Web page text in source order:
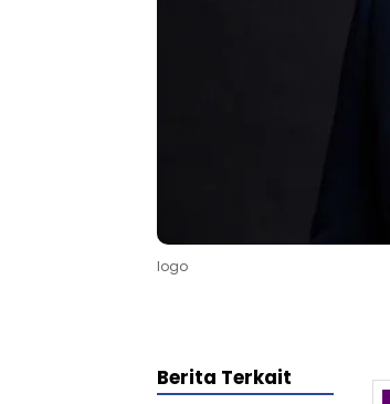
logo
Berita Terkait